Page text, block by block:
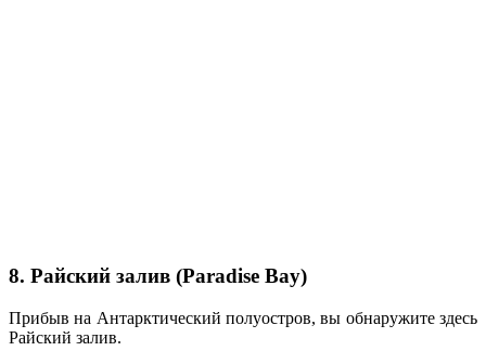
8. Райский залив (Paradise Bay)
Прибыв на Антарктический полуостров, вы обнаружите здесь
Райский залив.